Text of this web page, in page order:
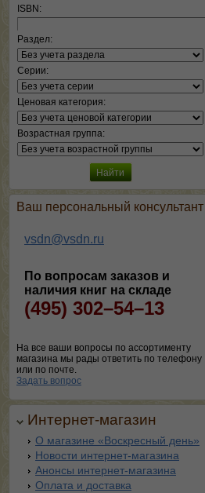
ISBN:
Раздел:
Серии:
Ценовая категория:
Возрастная группа:
Ваш персональный консультант
vsdn@vsdn.ru
По вопросам заказов и
наличия книг на складе
(495) 302–54–13
На все ваши вопросы по ассортименту
магазина мы рады ответить по телефону
или по почте.
Задать вопрос
Интернет-магазин
О магазине «Воскресный день»
Новости интернет-магазина
Анонсы интернет-магазина
Оплата и доставка